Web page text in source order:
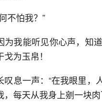
不怕我？”
为我能听见你心声，知
为玉帛！
叹息一声：“在我眼里，
，每天从我身上剜一块